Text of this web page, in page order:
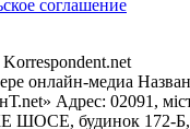
соглашение
онлайн-медиа
Адрес: 02091,
будинок 172-Б,